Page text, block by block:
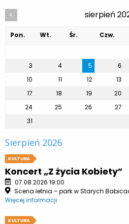
< sierpień
Pon. Wt. Śr. Czw.
3
4 5 6
10
11 12 13
17
18 19 20
24
25 26 27
31
Sierpień 2026
KULTURA
Koncert „Z życia Kobiety”
07.08.2026 19:00
Scena letnia – park w Starych
Więcej informacji
KULTURA